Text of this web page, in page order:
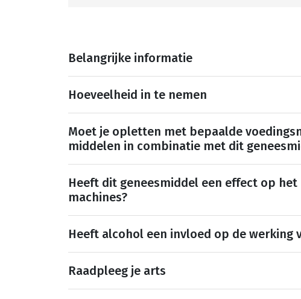
Belangrijke informatie
Hoeveelheid in te nemen
Moet je opletten met bepaalde
middelen in combinatie met dit
Heeft dit geneesmiddel een effect op
machines?
Heeft alcohol een invloed op de werking
Raadpleeg je arts